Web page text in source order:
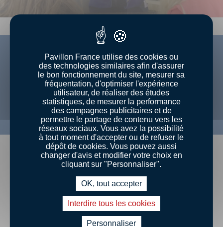
Retrouvez-nous sur Facebook
Pavillon France utilise des cookies ou
des technologies similaires afin d'assurer
le bon fonctionnement du site, mesurer sa
fréquentation, d'optimiser l'expérience
utilisateur, de réaliser des études
statistiques, de mesurer la performance
des campagnes publicitaires et de
permettre le partage de contenu vers les
réseaux sociaux. Vous avez la possibilité
à tout moment d'accepter ou de refuser le
dépôt de cookies. Vous pouvez aussi
changer d'avis et modifier votre choix en
cliquant sur "Personnaliser".
OK, tout accepter
Interdire tous les cookies
Personnaliser